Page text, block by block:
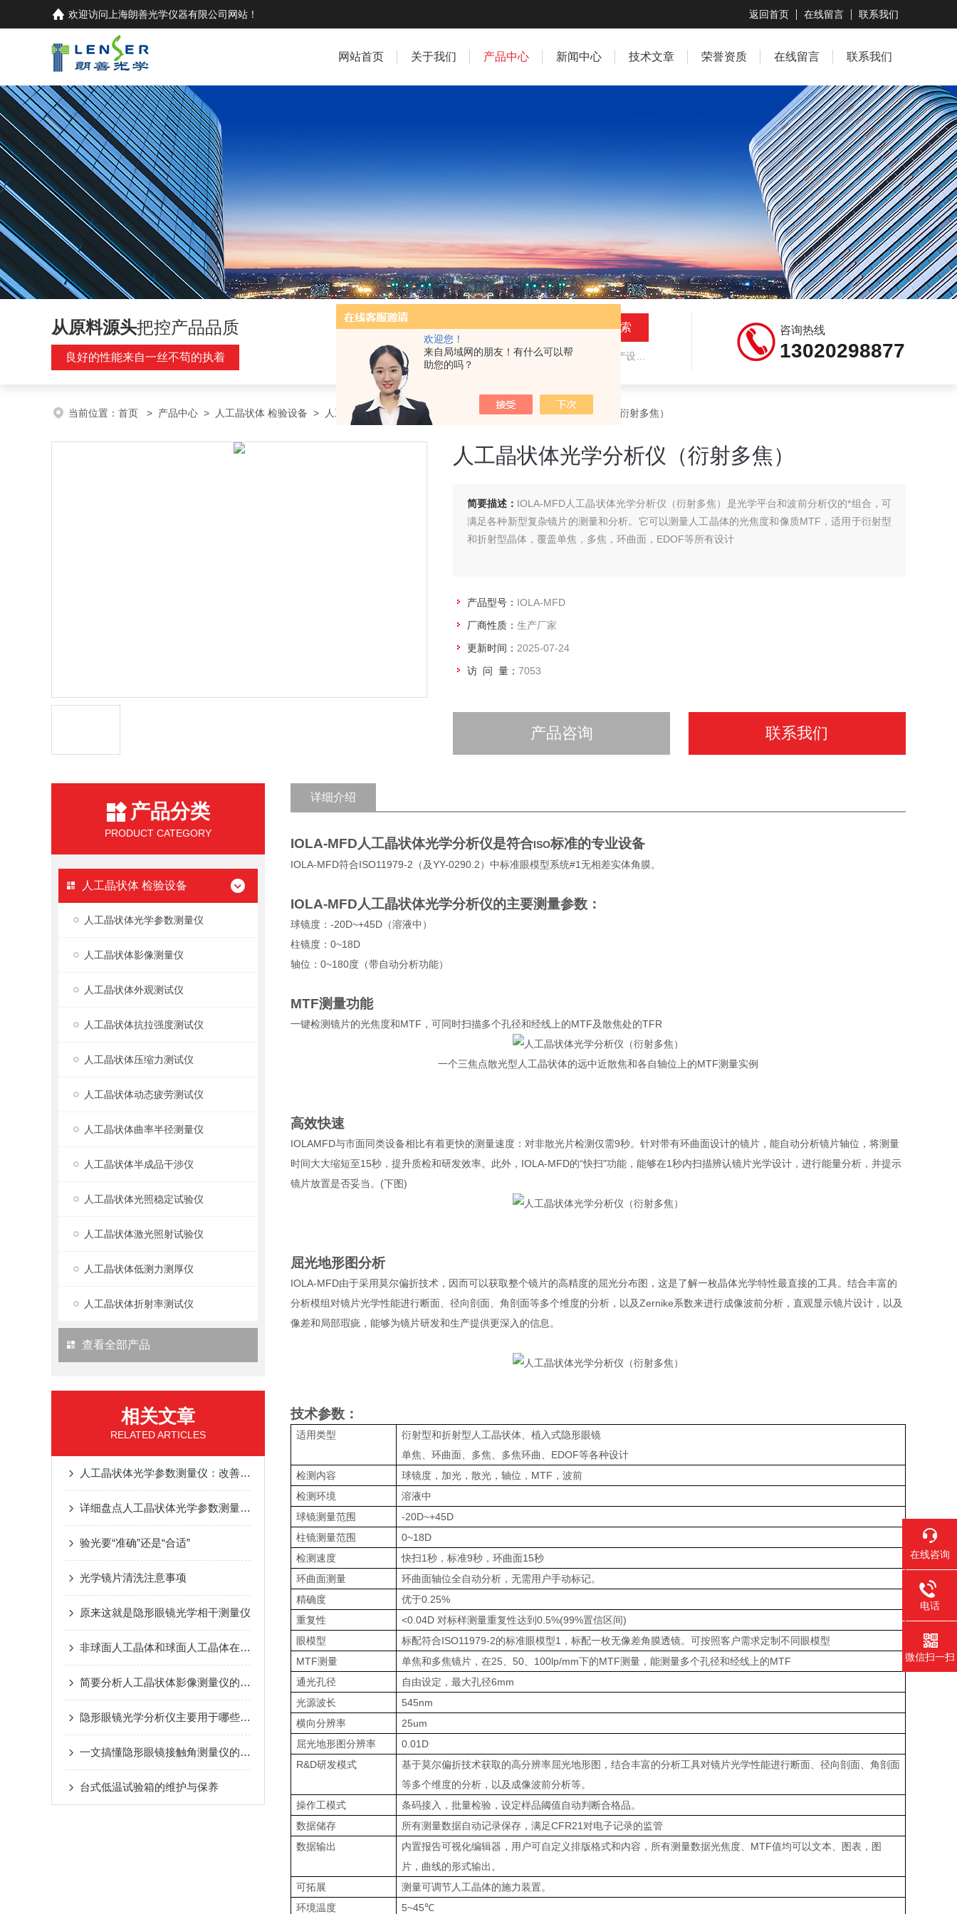
欢迎您！
来自局域网的朋友！有什么可以帮
助您的吗？
欢迎访问 上海朗善光学仪器有限公司 网站！ 返回首页 在线留言 联系我们
网站首页 关于我们 产品中心 新闻中心 技术文章 荣誉资质 在线留言 联系我们
从原料源头把控产品品质
良好的性能来自一丝不苟的执着 热门关键词：隐形眼镜（接触镜）用检测仪器和生产设备，人工晶状体（IOL/ICL）用检测仪器和生产设备，眼镜产品检测仪器，水气处理环保设备
咨询热线
13020298877
当前位置： 首页 > 产品中心 > 人工晶状体 检验设备 > 人工晶状体光学参数测量仪 > IOLA-MFD人工晶状体光学分析仪（衍射多焦）
人工晶状体光学分析仪（衍射多焦）
简要描述： IOLA-MFD人工晶状体光学分析仪（衍射多焦）是光学平台和波前分析仪的*组合，可
满足各种新型复杂镜片的测量和分析。它可以测量人工晶体的光焦度和像质MTF，适用于衍射型
和折射型晶体，覆盖单焦，多焦，环曲面，EDOF等所有设计
产品型号： IOLA-MFD
厂商性质： 生产厂家
更新时间： 2025-07-24
访 问 量： 7053
产品咨询 联系我们
产品分类
PRODUCT CATEGORY
人工晶状体 检验设备
人工晶状体光学参数测量仪
人工晶状体影像测量仪
人工晶状体外观测试仪
人工晶状体抗拉强度测试仪
人工晶状体压缩力测试仪
人工晶状体动态疲劳测试仪
人工晶状体曲率半径测量仪
人工晶状体半成品干涉仪
人工晶状体光照稳定试验仪
人工晶状体激光照射试验仪
人工晶状体低测力测厚仪
人工晶状体折射率测试仪
查看全部产品
相关文章
RELATED ARTICLES
人工晶状体光学参数测量仪：改善白内障手术效果
详细盘点人工晶状体光学参数测量仪的性能特点
验光要“准确”还是“合适”
光学镜片清洗注意事项
原来这就是隐形眼镜光学相干测量仪
非球面人工晶体和球面人工晶体在视功能和波前像差方面的比较
简要分析人工晶状体影像测量仪的功能特点
隐形眼镜光学分析仪主要用于哪些应用？
一文搞懂隐形眼镜接触角测量仪的性能特点
台式低温试验箱的维护与保养
详细介绍
IOLA-MFD人工晶状体光学分析仪是符合ISO标准的专业设备
IOLA-MFD符合ISO11979-2 （及YY-0290.2）中标准眼模型系统#1无相差实体角膜。
IOLA-MFD人工晶状体光学分析仪的主要测量参数：
球镜度： -20D~+45D （溶液中）
柱镜度： 0~18D
轴位： 0~180度（带自动分析功能）
MTF测量功能
一键检测镜片的光焦度和MTF ，可同时扫描多个孔径和经线上的MTF及散焦处的TFR
一个三焦点散光型人工晶状体的远中近散焦和各自轴位上的MTF测量实例
高效快速
IOLAMFD与市面同类设备相比有着更快的测量速度：对非散光片检测仅需9秒。针对带有环曲面设计的镜片，能自动分析镜片轴位，将测量
时间大大缩短至15秒，提升质检和研发效率。此外，IOLA-MFD的“快扫"功能，能够在1秒内扫描辨认镜片光学设计，进行能量分析，并提示
镜片放置是否妥当。(下图)
屈光地形图分析
IOLA-MFD由于采用莫尔偏折技术，因而可以获取整个镜片的高精度的屈光分布图，这是了解一枚晶体光学特性最直接的工具。结合丰富的
分析模组对镜片光学性能进行断面、径向剖面、角剖面等多个维度的分析，以及Zernike系数来进行成像波前分析，直观显示镜片设计，以及
像差和局部瑕疵，能够为镜片研发和生产提供更深入的信息。
技术参数：
适用类型
衍射型和折射型人工晶状体、植入式隐形眼镜
单焦、环曲面、多焦、多焦环曲、 EDOF等各种设计
检测内容
球镜度，加光，散光，轴位， MTF ，波前
检测环境
溶液中
球镜测量范围
-20D~+45D
柱镜测量范围
0~18D
检测速度
快扫1秒，标准9秒，环曲面15秒
环曲面测量
环曲面轴位全自动分析，无需用户手动标记。
精确度
优于0.25%
重复性
<0.04D 对标样测量重复性达到 0.5%(99%置信区间)
眼模型
标配符合ISO11979-2的标准眼模型1 ，标配一枚无像差角膜透镜。可按照客户需求定制不同眼模型
MTF测量 单焦和多焦镜片，在25 50 100lp/mm下的MTF测量，能测量多个孔径和经线上的MTF
通光孔径
自由设定，最大孔径6mm
光源波长
545nm
横向分辨率
25um
屈光地形图分辨率
0.01D
R&D研发模式
基于莫尔偏折技术获取的高分辨率屈光地形图，结合丰富的分析工具对镜片光学性能进行断面、径向剖面、角剖面
等多个维度的分析，以及成像波前分析等。
操作工模式
条码接入，批量检验，设定样品阈值自动判断合格品。
数据储存
所有测量数据自动记录保存，满足CFR21 对电子记录的监管
数据输出
内置报告可视化编辑器，用户可自定义排版格式和内容，所有测量数据光焦度、 MTF值均可以文本、图表，图
片，曲线的形式输出。
可拓展
测量可调节人工晶体的施力装置。
环境温度
5~45℃
在线咨询
电话
微信扫一扫